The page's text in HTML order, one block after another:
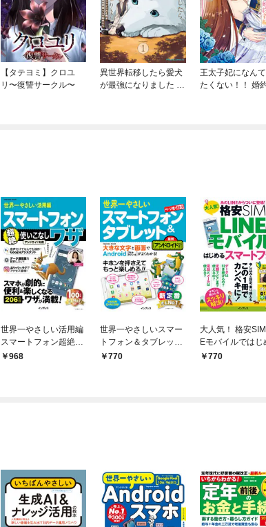
【タテヨミ】クロユ
リ〜復讐サークル〜
異世界転移したら愛犬
が最強になりました ～
王太子妃になん
たくない！！ 婚
世界一やさしい活用編
スマートフォン超絶使
いこなしワザ アンドロ
968
世界一やさしいスマー
トフォン＆タブレット
最新アンドロイド対応
770
大人気！ 格安
Eモバイルではじ
スマートフォン
770